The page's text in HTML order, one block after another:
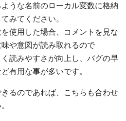
うな名前のローカル変数に格納
みてください。
使用した場合、コメントを見な
や意図が読み取れるので
読みやすさが向上し、バグの早
有用な事が多いです。
るのであれば、こちらも合わせ